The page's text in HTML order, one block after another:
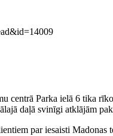
centrā Parka ielā 6 tika
daļā svinīgi atklājām
par iesaisti Madonas